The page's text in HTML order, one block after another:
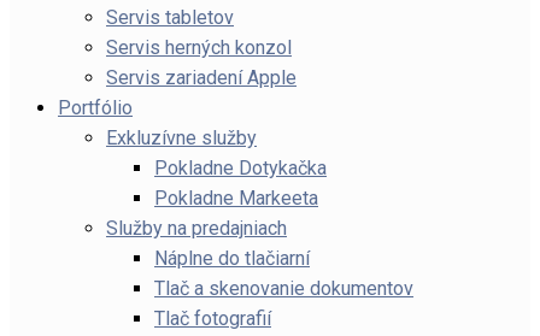
Servis tabletov
Servis herných konzol
Servis zariadení Apple
Portfólio
Exkluzívne služby
Pokladne Dotykačka
Pokladne Markeeta
Služby na predajniach
Náplne do tlačiarní
Tlač a skenovanie dokumentov
Tlač fotografií